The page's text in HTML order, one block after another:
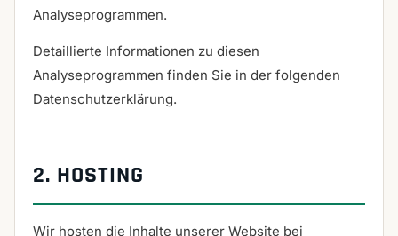
Analyseprogrammen.
Detaillierte Informationen zu diesen
Analyseprogrammen finden Sie in der folgenden
Datenschutzerklärung.
2. HOSTING
Wir hosten die Inhalte unserer Website bei